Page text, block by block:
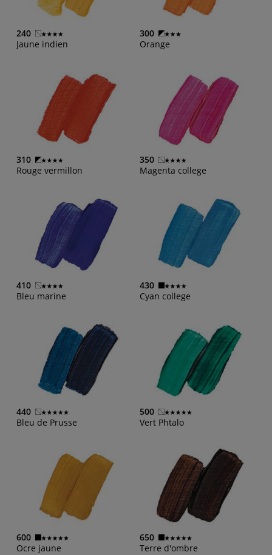
240
Jaune indien
300
Orange
310
Rouge vermillon
350
Magenta college
410
Bleu marine
430
Cyan college
440
Bleu de Prusse
500
Vert Phtalo
600
Ocre jaune
650
Terre d'ombre